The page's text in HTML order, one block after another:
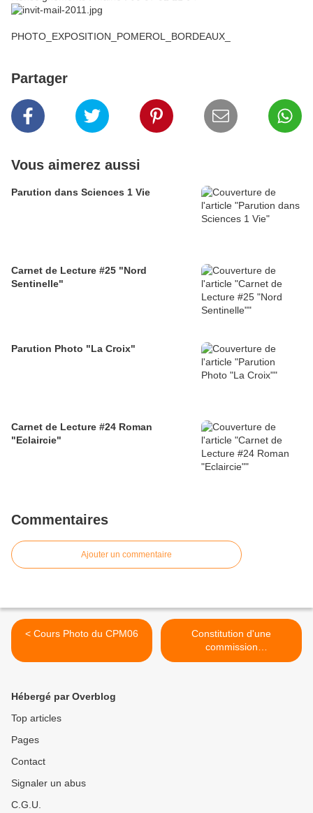
PHOTO_EXPOSITION_POMEROL_BORDEAUX_
Partager
Vous aimerez aussi
Parution dans Sciences 1 Vie
Carnet de Lecture #25 "Nord
Sentinelle"
Parution Photo "La Croix"
Carnet de Lecture #24 Roman
"Eclaircie"
Commentaires
Ajouter un commentaire
< Cours Photo du CPM06
Constitution d'une
commission
Photojournalisme au sein
Hébergé par Overblog
Top articles
Pages
Contact
Signaler un abus
C.G.U.